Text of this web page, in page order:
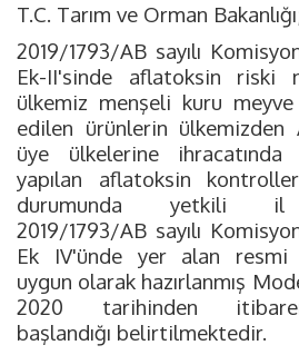
T.C. Tarım ve Orman
2019/1793/AB sayılı
Ek-II'sinde aflatoksin riski
ülkemiz menşeli kuru
edilen ürünlerin
üye ülkelerine
yapılan aflatoksin
durumunda yetkili il
2019/1793/AB sayılı
Ek IV'ünde yer alan resmi
uygun olarak hazırlanmış
2020 tarihinden
başlandığı belirtilmektedir.